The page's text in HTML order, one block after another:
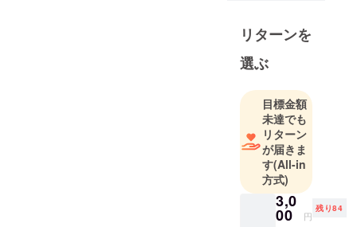
テスト準グ
大学に行き
店を経営
リターンを
選ぶ
目標金額
未達でも
リターン
が届きま
す(All-in
方式)
3,0
00 円
残り84